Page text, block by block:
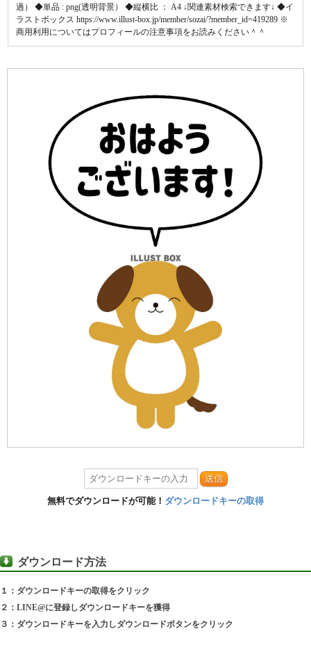
過） ◆単品 : png(透明背景） ◆縦横比 ： A4 ↓関連素材検索できます↓ ◆イ
ラストボックス https://www.illust-box.jp/member/sozai/?member_id=419289 ※
商用利用についてはプロフィールの注意事項をお読みください＾＾
送信
無料でダウンロードが可能！ ダウンロードキーの取得
ダウンロード方法
１：ダウンロードキーの取得をクリック
２：LINE@に登録しダウンロードキーを獲得
３：ダウンロードキーを入力しダウンロードボタンをクリック